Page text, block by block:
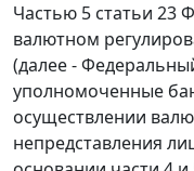
Частью 5 статьи 23
валютном
(далее -
уполномоченные
осуществлении
непредставления